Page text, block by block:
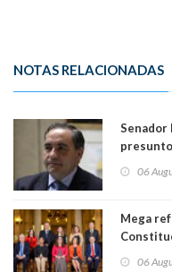
NOTAS RELACIONADAS
Senador
06
Mega
06